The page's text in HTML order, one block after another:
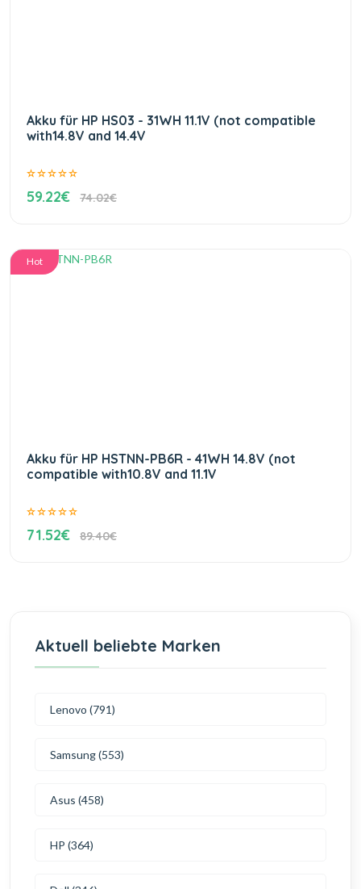
Akku für HP HS03 - 31WH 11.1V (not compatible
with14.8V and 14.4V
59.22€ 74.02€
Hot
Akku für HP HSTNN-PB6R - 41WH 14.8V (not
compatible with10.8V and 11.1V
71.52€ 89.40€
Aktuell beliebte Marken
Lenovo (791)
Samsung (553)
Asus (458)
HP (364)